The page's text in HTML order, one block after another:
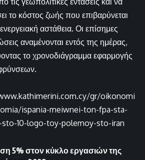
το κόστος ζωής που επιβαρύνεται
αστάθεια. Οι επίσημες
αναμένονται εντός της ημέρας,
το χρονοδιάγραμμα εφαρμογής
gr/oikonomi
ispania-meiwnei-ton-fpa-sta-
sto-10-logo-toy-polemoy-sto-iran
5% στον κύκλο εργασιών της